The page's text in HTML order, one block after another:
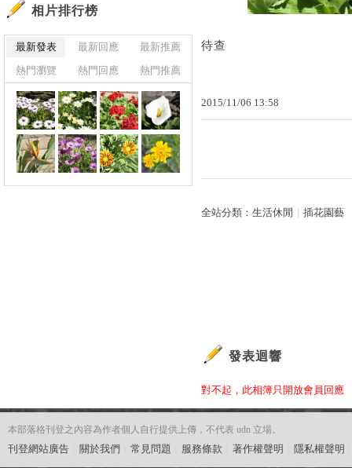
待查
2015/11/06 13:58
全站分類： 生活休閒 插花園藝
發表迴響
對不起，此相簿只開放會員回應
相片排行榜
最新發表 最新回應
最新推薦
熱門瀏覽
熱門回應 熱門推薦
本部落格刊登之內容為作者個人自行提供上傳，不代表 udn 立場。
刊登網站廣告 關於我們 常見問題 服務條款 著作權聲明 隱私權聲明